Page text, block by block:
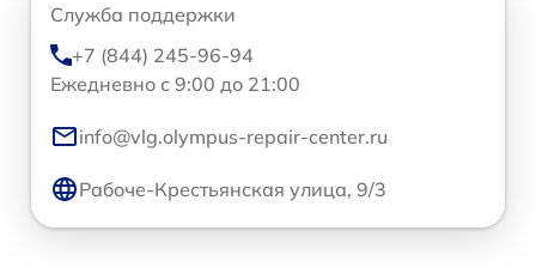
Служба поддержки
+7 (844) 245-96-94
Ежедневно с 9:00 до 21:00
info@vlg.olympus-repair-center.ru
Рабоче-Крестьянская улица, 9/3